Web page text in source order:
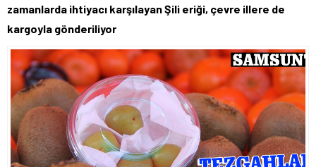
zamanlarda ihtiyacı karşılayan Şili eriği, çevre illere de
kargoyla gönderiliyor